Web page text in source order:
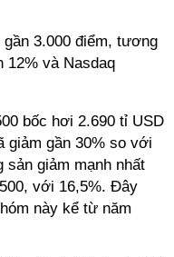
3.000 điểm, tương
12% và Nasdaq
bốc hơi 2.690 tỉ USD
giảm gần 30% so với
sản giảm mạnh nhất
với 16,5%. Đây
này kể từ năm